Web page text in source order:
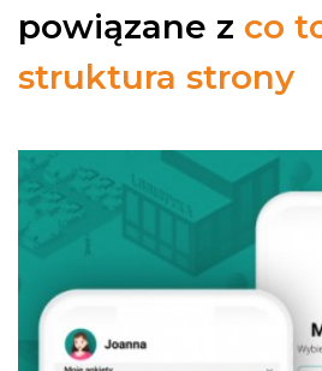
powiązane z co
struktura strony